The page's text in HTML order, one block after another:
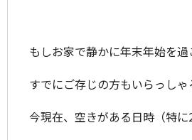
もしお家で静かに年末年始を
すでにご存じの方もいらっし
今現在、空きがある日時（特